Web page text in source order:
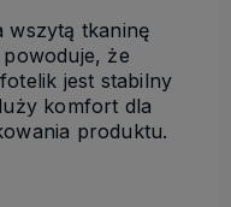
wszytą tkaninę
że
jest stabilny
komfort dla
produktu.